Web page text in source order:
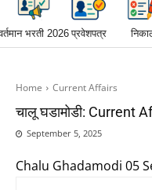
भरती 2026प्रवेशपत्र
Home Current Affairs
चालू घडामोडी: Current
September 5, 2025
Chalu Ghadamodi 05